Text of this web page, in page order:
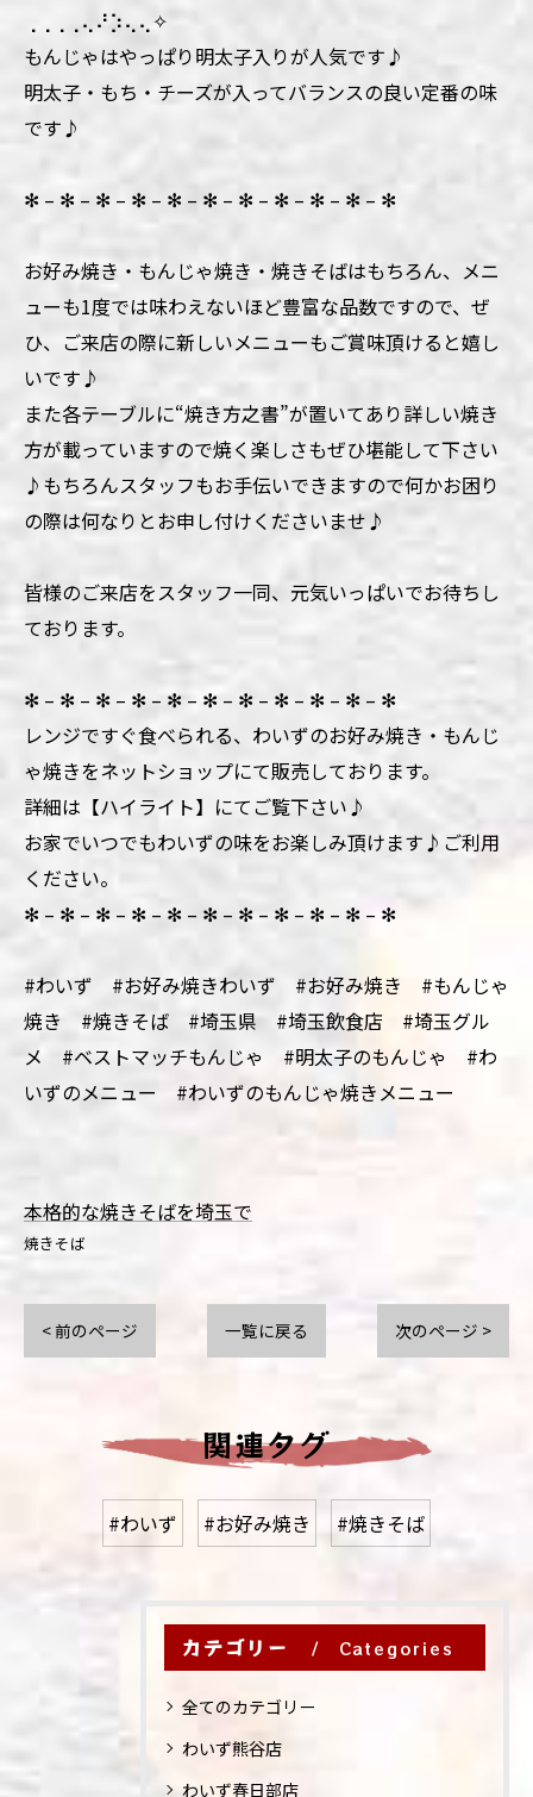
⢀⢀⢀⢀⢄⠜⡱⢄⢄✧
もんじゃはやっぱり明太子入りが人気です♪
明太子・もち・チーズが入ってバランスの良い定番の味
です♪
✻ – ✻ – ✻ – ✻ – ✻ – ✻ – ✻ – ✻ – ✻ – ✻ – ✻
お好み焼き・もんじゃ焼き・焼きそばはもちろん、メニ
ューも1度では味わえないほど豊富な品数ですので、ぜ
ひ、ご来店の際に新しいメニューもご賞味頂けると嬉し
いです♪
また各テーブルに“焼き方之書”が置いてあり詳しい焼き
方が載っていますので焼く楽しさもぜひ堪能して下さい
♪もちろんスタッフもお手伝いできますので何かお困り
の際は何なりとお申し付けくださいませ♪
皆様のご来店をスタッフ一同、元気いっぱいでお待ちし
ております。
✻ – ✻ – ✻ – ✻ – ✻ – ✻ – ✻ – ✻ – ✻ – ✻ – ✻
レンジですぐ食べられる、わいずのお好み焼き・もんじ
ゃ焼きをネットショップにて販売しております。
詳細は【ハイライト】にてご覧下さい♪
お家でいつでもわいずの味をお楽しみ頂けます♪ご利用
ください。
✻ – ✻ – ✻ – ✻ – ✻ – ✻ – ✻ – ✻ – ✻ – ✻ – ✻
#わいず #お好み焼きわいず #お好み焼き #もんじゃ
焼き #焼きそば #埼玉県 #埼玉飲食店 #埼玉グル
メ #ベストマッチもんじゃ #明太子のもんじゃ #わ
いずのメニュー #わいずのもんじゃ焼きメニュー
本格的な焼きそばを埼玉で
焼きそば
< 前のページ 一覧に戻る 次のページ >
関連タグ
#わいず #お好み焼き #焼きそば
カテゴリー Categories
全てのカテゴリー
わいず熊谷店
わいず春日部店